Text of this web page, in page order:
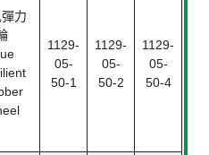
力
1129-
05-
50-1
1129-
05-
50-2
1129-
05-
50-4